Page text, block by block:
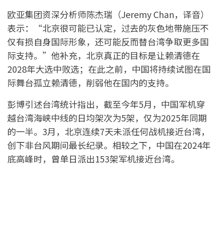
欧亚集团资深分析师陈杰瑞（Jeremy Chan，译音）
表示：“北京很可能已认定，过去的灰色地带施压不
仅有损自身国际形象，还可能反而替台湾争取更多国
际支持。”他补充，北京真正的目标是让赖清德在
2028年大选中败选；在此之前，中国将持续试图在国
际舞台孤立赖清德，削弱他在国内的支持。
彭博引述台湾统计指出，截至今年5月，中国军机穿
越台湾海峡中线的日均架次为5架，仅为2025年同期
的一半。3月，北京连续7天未派任何战机接近台湾，
创下非台风期间最长纪录。相较之下，中国在2024年
底高峰时，曾单日派出153架军机接近台湾。